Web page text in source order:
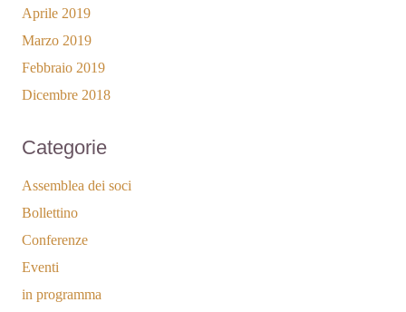
Aprile 2019
Marzo 2019
Febbraio 2019
Dicembre 2018
Categorie
Assemblea dei soci
Bollettino
Conferenze
Eventi
in programma